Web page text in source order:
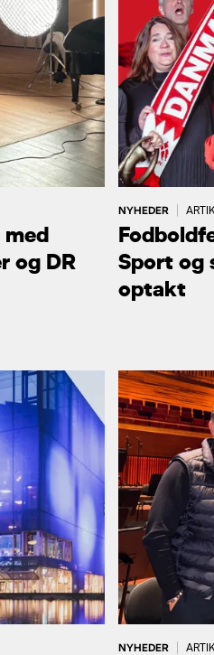
med
og DR
NYHEDER
Sport og
optakt
NYHEDER